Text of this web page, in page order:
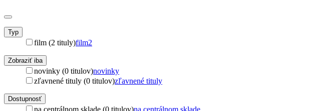
Typ
film (2 tituly)film2
Zobraziť iba
novinky (0 titulov)novinky
zľavnené tituly (0 titulov)zľavnené tituly
Dostupnosť
na centrálnom sklade (0 titulov)na centrálnom sklade